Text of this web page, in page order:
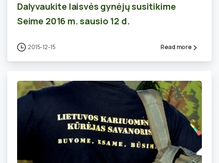
Dalyvaukite laisvės gynėjų susitikime
Seime 2016 m. sausio 12 d.
2015-12-15 Read more